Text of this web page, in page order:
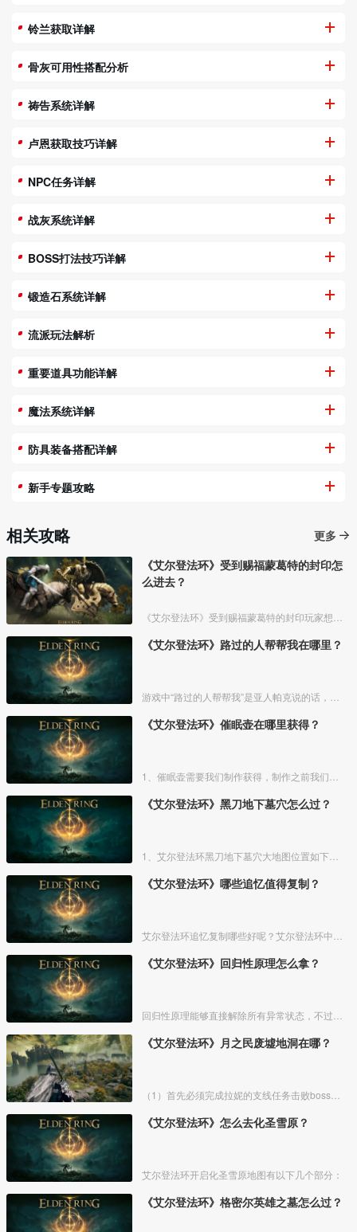
铃兰获取详解
骨灰可用性搭配分析
祷告系统详解
卢恩获取技巧详解
NPC任务详解
战灰系统详解
BOSS打法技巧详解
锻造石系统详解
流派玩法解析
重要道具功能详解
魔法系统详解
防具装备搭配详解
新手专题攻略
相关攻略
更多
《艾尔登法环》受到赐福蒙葛特的封印怎
么进去？
《艾尔登法环》路过的人帮帮我在哪里？
《艾尔登法环》催眠壶在哪里获得？
《艾尔登法环》黑刀地下墓穴怎么过？
《艾尔登法环》哪些追忆值得复制？
《艾尔登法环》回归性原理怎么拿？
《艾尔登法环》月之民废墟地洞在哪？
《艾尔登法环》怎么去化圣雪原？
艾尔登法环开启化圣雪原地图有以下几个部分：
《艾尔登法环》格密尔英雄之墓怎么过？